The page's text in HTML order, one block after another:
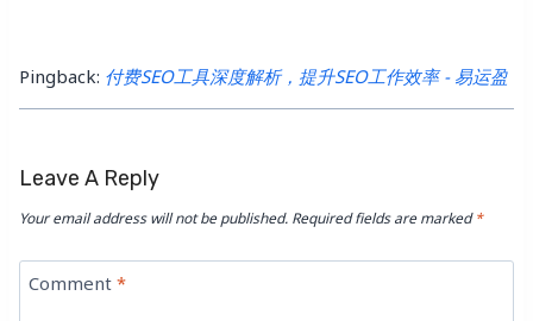
Pingback: 付费SEO工具深度解析，提升SEO工作效率 - 易运盈
Leave A Reply
Your email address will not be published. Required fields are marked*
Comment *